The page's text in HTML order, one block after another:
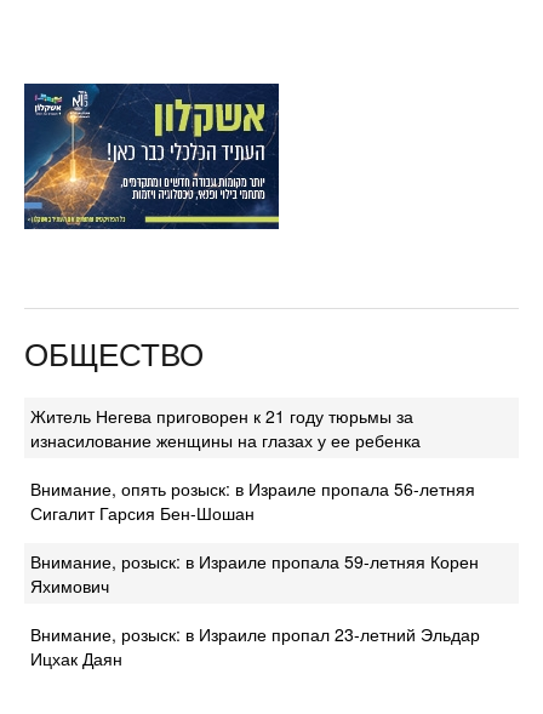
ОБЩЕСТВО
Житель Негева приговорен к 21 году тюрьмы за
изнасилование женщины на глазах у ее ребенка
Внимание, опять розыск: в Израиле пропала 56-летняя
Сигалит Гарсия Бен-Шошан
Внимание, розыск: в Израиле пропала 59-летняя Корен
Яхимович
Внимание, розыск: в Израиле пропал 23-летний Эльдар
Ицхак Даян